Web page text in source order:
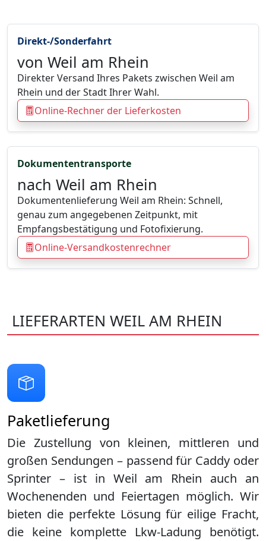
Direkt-/Sonderfahrt
von Weil am Rhein
Direkter Versand Ihres Pakets zwischen Weil am
Rhein und der Stadt Ihrer Wahl.
Online-Rechner der Lieferkosten
Dokumententransporte
nach Weil am Rhein
Dokumentenlieferung Weil am Rhein: Schnell,
genau zum angegebenen Zeitpunkt, mit
Empfangsbestätigung und Fotofixierung.
Online-Versandkostenrechner
LIEFERARTEN WEIL AM RHEIN
Paketlieferung
Die Zustellung von kleinen, mittleren und
großen Sendungen – passend für Caddy oder
Sprinter – ist in Weil am Rhein auch an
Wochenenden und Feiertagen möglich. Wir
bieten die perfekte Lösung für eilige Fracht,
die keine komplette Lkw-Ladung benötigt.